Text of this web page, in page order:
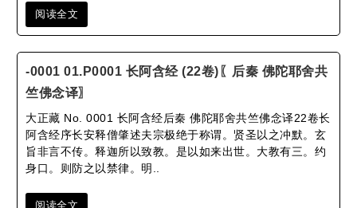
阅读全文
-0001 01.P0001 长阿含经 (22卷)〖后秦 佛陀耶舍共
竺佛念译〗
大正藏 No. 0001 长阿含经后秦 佛陀耶舍共竺佛念译22卷长
阿含经序长安释僧肇述夫宗极绝于称谓。贤圣以之冲默。玄
旨非言不传。释迦所以致教。是以如来出世。大教有三。约
身口。则防之以禁律。明..
阅读全文